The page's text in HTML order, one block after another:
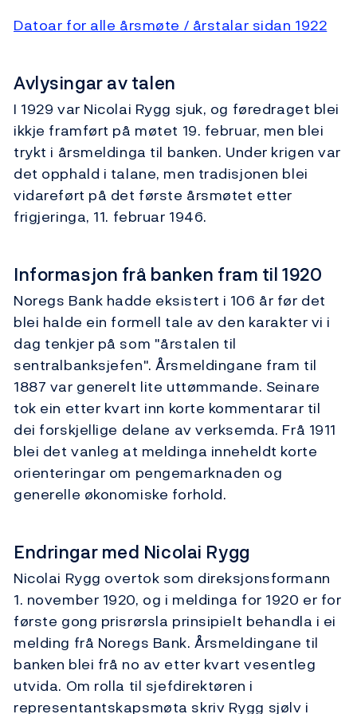
Datoar for alle årsmøte / årstalar sidan 1922
Avlysingar av talen
I 1929 var Nicolai Rygg sjuk, og føredraget blei
ikkje framført på møtet 19. februar, men blei
trykt i årsmeldinga til banken. Under krigen var
det opphald i talane, men tradisjonen blei
vidareført på det første årsmøtet etter
frigjeringa, 11. februar 1946.
Informasjon frå banken fram til 1920
Noregs Bank hadde eksistert i 106 år før det
blei halde ein formell tale av den karakter vi i
dag tenkjer på som "årstalen til
sentralbanksjefen". Årsmeldingane fram til
1887 var generelt lite uttømmande. Seinare
tok ein etter kvart inn korte kommentarar til
dei forskjellige delane av verksemda. Frå 1911
blei det vanleg at meldinga inneheldt korte
orienteringar om pengemarknaden og
generelle økonomiske forhold.
Endringar med Nicolai Rygg
Nicolai Rygg overtok som direksjonsformann
1. november 1920, og i meldinga for 1920 er for
første gong prisrørsla prinsipielt behandla i ei
melding frå Noregs Bank. Årsmeldingane til
banken blei frå no av etter kvart vesentleg
utvida. Om rolla til sjefdirektøren i
representantskapsmøta skriv Rygg sjølv i